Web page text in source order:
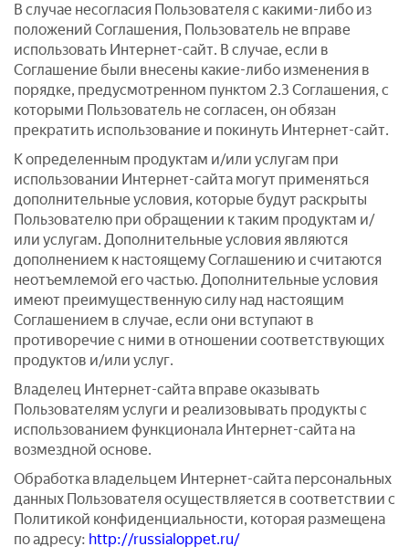
В случае несогласия Пользователя с какими-либо из
положений Соглашения, Пользователь не вправе
использовать Интернет-сайт. В случае, если в
Соглашение были внесены какие-либо изменения в
порядке, предусмотренном пунктом 2.3 Соглашения, с
которыми Пользователь не согласен, он обязан
прекратить использование и покинуть Интернет-сайт.
К определенным продуктам и/или услугам при
использовании Интернет-сайта могут применяться
дополнительные условия, которые будут раскрыты
Пользователю при обращении к таким продуктам и/
или услугам. Дополнительные условия являются
дополнением к настоящему Соглашению и считаются
неотъемлемой его частью. Дополнительные условия
имеют преимущественную силу над настоящим
Соглашением в случае, если они вступают в
противоречие с ними в отношении соответствующих
продуктов и/или услуг.
Владелец Интернет-сайта вправе оказывать
Пользователям услуги и реализовывать продукты с
использованием функционала Интернет-сайта на
возмездной основе.
Обработка владельцем Интернет-сайта персональных
данных Пользователя осуществляется в соответствии с
Политикой конфиденциальности, которая размещена
по адресу: http://russialoppet.ru/